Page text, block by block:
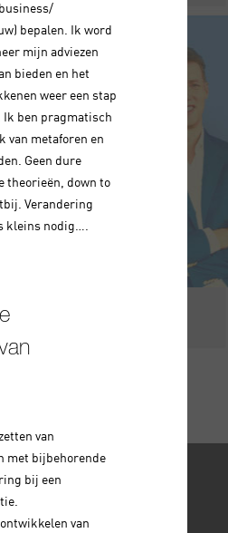
bepalen. Ik word
mijn adviezen
bieden en het
weer een stap
ben pragmatisch
van metaforen en
Geen dure
theorieën, down to
Verandering
kleins nodig….
van
met bijbehorende
bij een
van